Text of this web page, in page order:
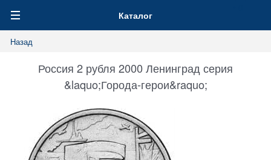
Каталог
Назад
Россия 2 рубля 2000 Ленинград серия
&laquo;Города-герои&raquo;